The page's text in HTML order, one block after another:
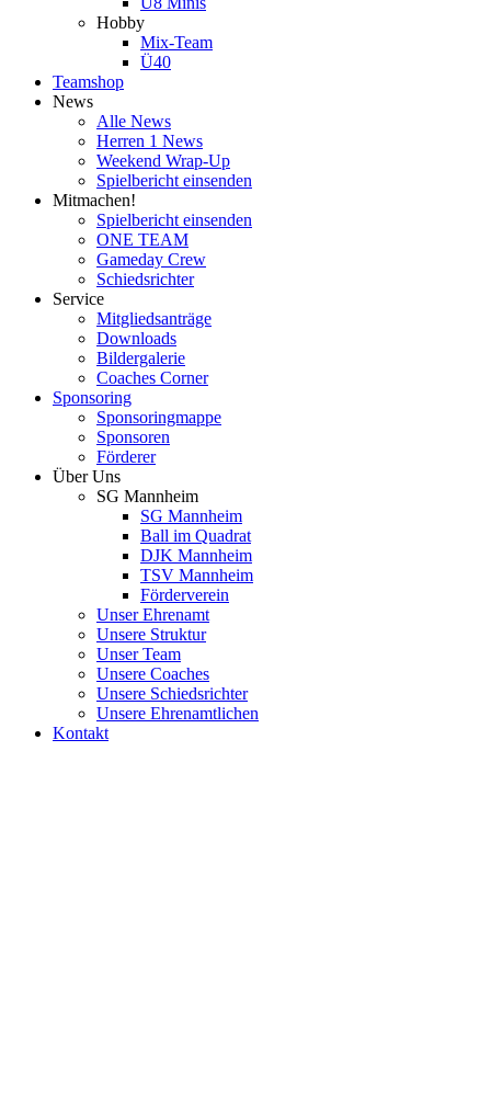
Hobby
Mix-Team
Ü40
Teamshop
News
Alle News
Herren 1 News
Weekend Wrap-Up
Spielbericht einsenden
Mitmachen!
Spielbericht einsenden
ONE TEAM
Gameday Crew
Schiedsrichter
Service
Mitgliedsanträge
Downloads
Bildergalerie
Coaches Corner
Sponsoring
Sponsoringmappe
Sponsoren
Förderer
Über Uns
SG Mannheim
SG Mannheim
Ball im Quadrat
DJK Mannheim
TSV Mannheim
Förderverein
Unser Ehrenamt
Unsere Struktur
Unser Team
Unsere Coaches
Unsere Schiedsrichter
Unsere Ehrenamtlichen
Kontakt